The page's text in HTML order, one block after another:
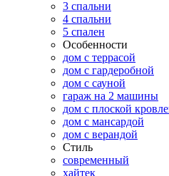
3 спальни
4 спальни
5 спален
Особенности
дом с террасой
дом с гардеробной
дом с сауной
гараж на 2 машины
дом с плоской
дом с мансардой
дом с верандой
Стиль
современный
хайтек